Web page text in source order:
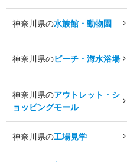
神奈川県の水族館・動物園
神奈川県のビーチ・海水浴場
神奈川県のアウトレット・シ
ョッピングモール
神奈川県の工場見学